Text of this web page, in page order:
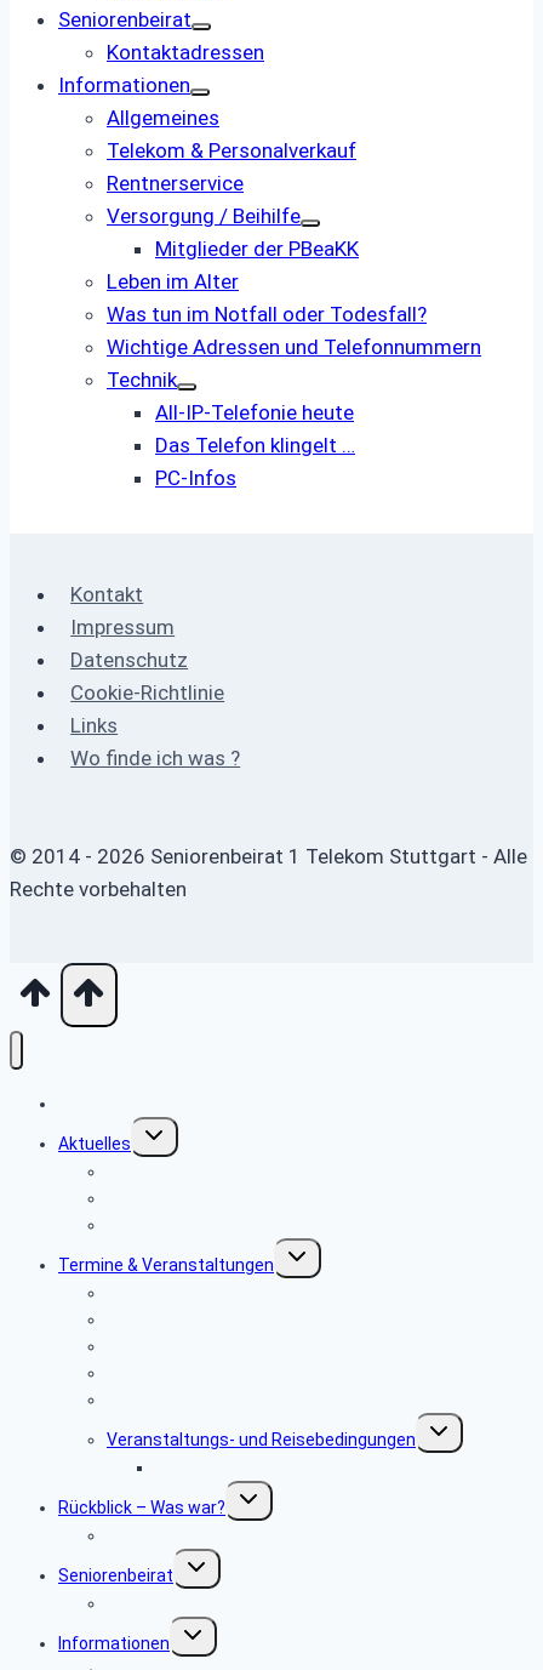
Seniorenbeirat
Kontaktadressen
Informationen
Allgemeines
Telekom & Personalverkauf
Rentnerservice
Versorgung / Beihilfe
Mitglieder der PBeaKK
Leben im Alter
Was tun im Notfall oder Todesfall?
Wichtige Adressen und Telefonnummern
Technik
All-IP-Telefonie heute
Das Telefon klingelt …
PC-Infos
Kontakt
Impressum
Datenschutz
Cookie-Richtlinie
Links
Wo finde ich was ?
© 2014 - 2026 Seniorenbeirat 1 Telekom Stuttgart - Alle
Rechte vorbehalten
Aktuelles
Untermenü
umschalten
Termine & Veranstaltungen
Untermenü
umschalten
Veranstaltungs- und ­Reisebedingungen
Untermenü
umschalten
Rückblick – Was war?
Untermenü
umschalten
Seniorenbeirat
Untermenü
umschalten
Informationen
Untermenü
umschalten